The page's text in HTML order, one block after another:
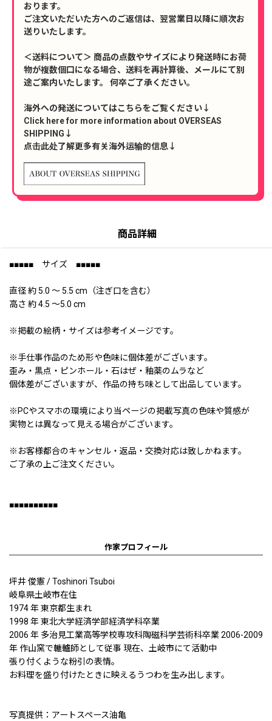
おります。
ご注文いただいた方へのご返信は、翌営業日以降に順次お
送りいたします。
＜送料について＞ 商品の点数やサイズにより発送時にお荷
物が複数個口になる場合、送料を再計算後、メールにて別
途ご案内いたします。 何卒ご了承ください。
海外への発送についてはこちらをご覧ください↓
Click here for more information about OVERSEAS
SHIPPING↓
点击此处了解更多有关海外运输的信息↓
商品詳細
■■■■■ サイズ ■■■■■
直径 約 5.0 〜 5.5 cm（注ぎ口を含む）
高さ 約 4.5 〜5.0 cm
※掲載の絵柄・サイズは参考イメージです。
※手仕事作品のため形や色味に個体差がございます。
歪み・黒点・ピンホール・石はぜ・釉薬のムラなど
個体差がございますが、作品の持ち味として出品しています。
※PCやスマホの環境により当ページの掲載写真の色味や質感が
実物とは異なって見える場合がございます。
※お客様都合のキャンセル・返品・交換対応は致しかねます。
ご了承の上ご注文ください。
■■■■■■■■■■
作家プロフィール
坪井 俊憲 / Toshinori Tsuboi
岐阜県土岐市在住
1974 年 東京都生まれ
1998 年 東北大学経済学部経済学科卒業
2006 年 多治見工業高等学校専攻科陶磁科学芸術科卒業 2006-2009
年 作山窯で轆轤師として従事 現在、土岐市にて活動中
張り付くような粉引の表情。
お料理を盛り付けたときに映えるうつわを生み出します。
写真提供：アートスペース油亀